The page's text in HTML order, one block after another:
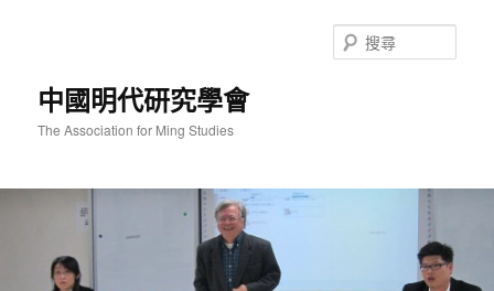
中國明代研究學會
The Association for Ming Studies
尋